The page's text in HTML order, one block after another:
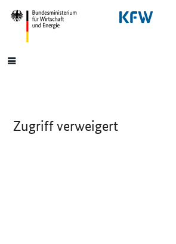
SrOnlyNavigation
Hauptmenü
Zugriff verweigert